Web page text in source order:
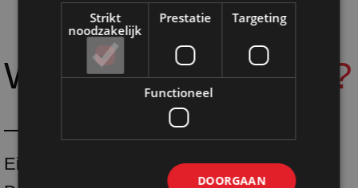
WaaromShopmade?
Eigen productie
Strikt
noodzakelijk
Prestatie Targeting
Functioneel
DOORGAAN